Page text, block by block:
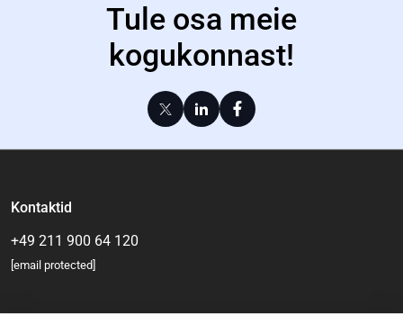
Tule osa meie
kogukonnast!
Kontaktid
+49 211 900 64 120
[email protected]